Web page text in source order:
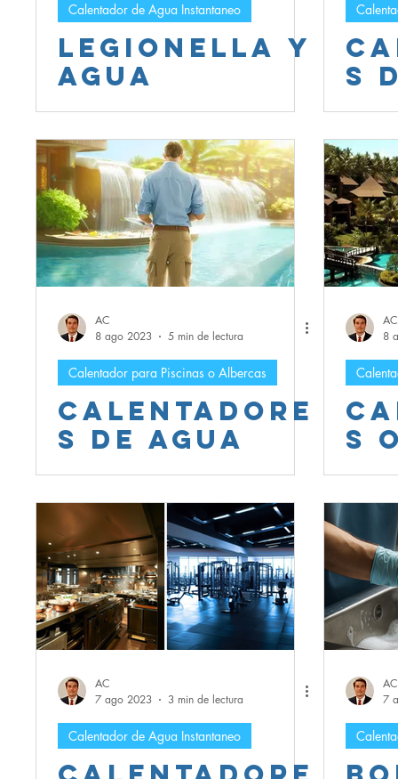
Calentador de Agua Instantaneo
Legionella y
agua
caliente:guí
a que casi
nadie te da
s
y
AC
8 ago 2023
5 min de lectura
Calentador para Piscinas o Albercas
Calentadore
s de Agua
para
Albercas y
Piscinas:
Soluciones
Eficientes
para
Relajarse y
AC
8
s
AC
7 ago 2023
3 min de lectura
Calentador de Agua Instantaneo
AC
7